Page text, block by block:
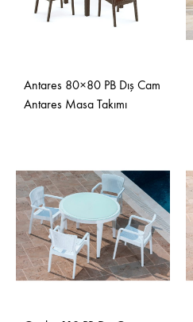
Antares 80×80 PB Dış Cam
Antares Masa Takımı